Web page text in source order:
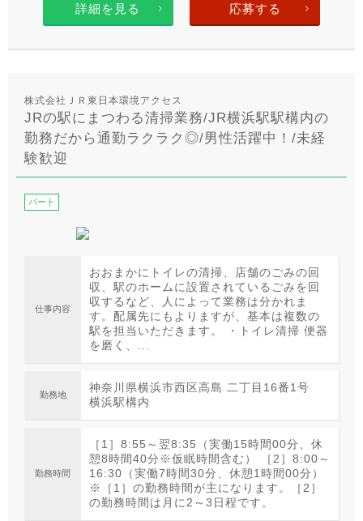
詳細を見る 応募する
株式会社ＪＲ東日本環境アクセス
JRの駅にまつわる清掃業務/JR横浜駅駅構内の
勤務だから通勤ラクラク◎/男性活躍中！/未経
験歓迎
パート
仕事内容
おおまかにトイレの清掃、店舗のごみの回
収、駅のホームに設置されているごみを回
収するなど、人によって業務は分かれま
す。配属先にもよりますが、基本は複数の
駅を担当いただきます。 ・トイレ清掃 便器
を磨く、...
勤務地
神奈川県横浜市西区高島 二丁目16番1号
横浜駅構内
勤務時間
［1］8:55～翌8:35（実働15時間00分、休
憩8時間40分※仮眠時間含む） ［2］8:00～
16:30（実働7時間30分、休憩1時間00分）
※［1］の勤務時間が主になります。［2］
の勤務時間は月に2～3日程です。